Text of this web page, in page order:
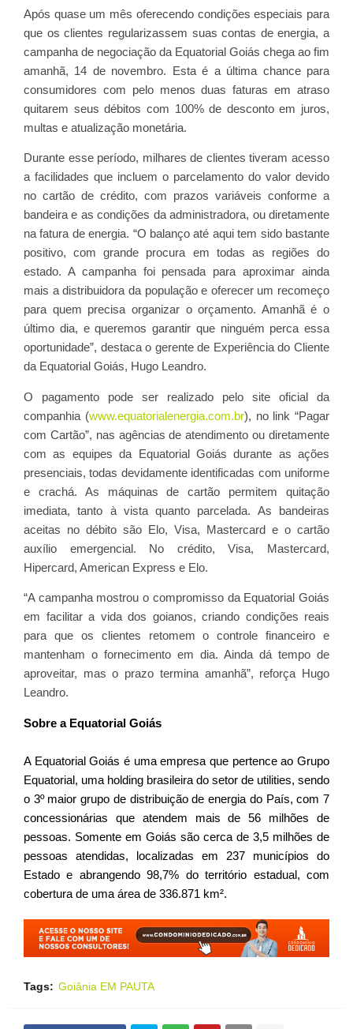
Após quase um mês oferecendo condições especiais para
que os clientes regularizassem suas contas de energia, a
campanha de negociação da Equatorial Goiás chega ao fim
amanhã, 14 de novembro. Esta é a última chance para
consumidores com pelo menos duas faturas em atraso
quitarem seus débitos com 100% de desconto em juros,
multas e atualização monetária.
Durante esse período, milhares de clientes tiveram acesso
a facilidades que incluem o parcelamento do valor devido
no cartão de crédito, com prazos variáveis conforme a
bandeira e as condições da administradora, ou diretamente
na fatura de energia. “O balanço até aqui tem sido bastante
positivo, com grande procura em todas as regiões do
estado. A campanha foi pensada para aproximar ainda
mais a distribuidora da população e oferecer um recomeço
para quem precisa organizar o orçamento. Amanhã é o
último dia, e queremos garantir que ninguém perca essa
oportunidade”, destaca o gerente de Experiência do Cliente
da Equatorial Goiás, Hugo Leandro.
O pagamento pode ser realizado pelo site oficial da
companhia (www.equatorialenergia.com.br), no link “Pagar
com Cartão”, nas agências de atendimento ou diretamente
com as equipes da Equatorial Goiás durante as ações
presenciais, todas devidamente identificadas com uniforme
e crachá. As máquinas de cartão permitem quitação
imediata, tanto à vista quanto parcelada. As bandeiras
aceitas no débito são Elo, Visa, Mastercard e o cartão
auxílio emergencial. No crédito, Visa, Mastercard,
Hipercard, American Express e Elo.
“A campanha mostrou o compromisso da Equatorial Goiás
em facilitar a vida dos goianos, criando condições reais
para que os clientes retomem o controle financeiro e
mantenham o fornecimento em dia. Ainda dá tempo de
aproveitar, mas o prazo termina amanhã”, reforça Hugo
Leandro.
Sobre a Equatorial Goiás
A Equatorial Goiás é uma empresa que pertence ao Grupo
Equatorial, uma holding brasileira do setor de utilities, sendo
o 3º maior grupo de distribuição de energia do País, com 7
concessionárias que atendem mais de 56 milhões de
pessoas. Somente em Goiás são cerca de 3,5 milhões de
pessoas atendidas, localizadas em 237 municípios do
Estado e abrangendo 98,7% do território estadual, com
cobertura de uma área de 336.871 km².
Tags: Goiânia EM PAUTA